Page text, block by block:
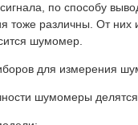
по способу
тоже различны. От них
шумомер.
для измерения
шумомеры